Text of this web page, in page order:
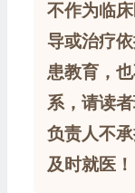
不作为临
导或治疗
患教育，
系，请读
负责人不
及时就医